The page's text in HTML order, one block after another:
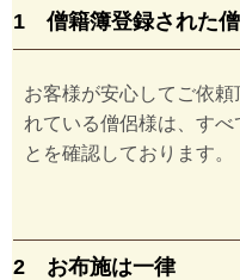
1 僧籍簿登録された
お客様が安心してご依
れている僧侶様は、す
とを確認しております。
2 お布施は一律